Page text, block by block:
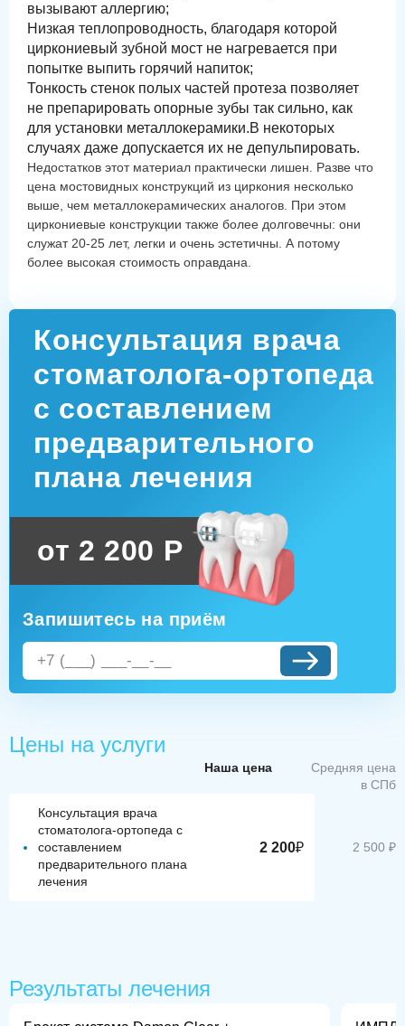
вызывают аллергию;
Низкая теплопроводность, благодаря которой
циркониевый зубной мост не нагревается при
попытке выпить горячий напиток;
Тонкость стенок полых частей протеза позволяет
не препарировать опорные зубы так сильно, как
для установки металлокерамики.В некоторых
случаях даже допускается их не депульпировать.
Недостатков этот материал практически лишен. Разве что
цена мостовидных конструкций из циркония несколько
выше, чем металлокерамических аналогов. При этом
циркониевые конструкции также более долговечны: они
служат 20-25 лет, легки и очень эстетичны. А потому
более высокая стоимость оправдана.
Консультация врача
стоматолога-ортопеда
с составлением
предварительного
плана лечения
от 2 200 Р
Запишитесь на приём
Цены на услуги
Наша цена
Средняя цена
в СПб
Консультация врача
стоматолога-ортопеда с
составлением
предварительного плана
лечения
2 200₽ 2 500 ₽
Результаты лечения